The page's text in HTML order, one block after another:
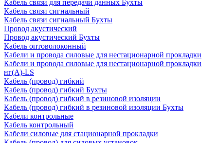
Кабель связи для передачи данных Бухты
Кабель связи сигнальный
Кабель связи сигнальный Бухты
Провод акустический
Провод акустический Бухты
Кабель оптоволоконный
Кабели и провода силовые для нестационарной прокладки
Кабели и провода силовые для нестационарной прокладки
нг(А)-LS
Кабель (провод) гибкий
Кабель (провод) гибкий Бухты
Кабель (провод) гибкий в резиновой изоляции
Кабель (провод) гибкий в резиновой изоляции Бухты
Кабели контрольные
Кабель контрольный
Кабели силовые для стационарной прокладки